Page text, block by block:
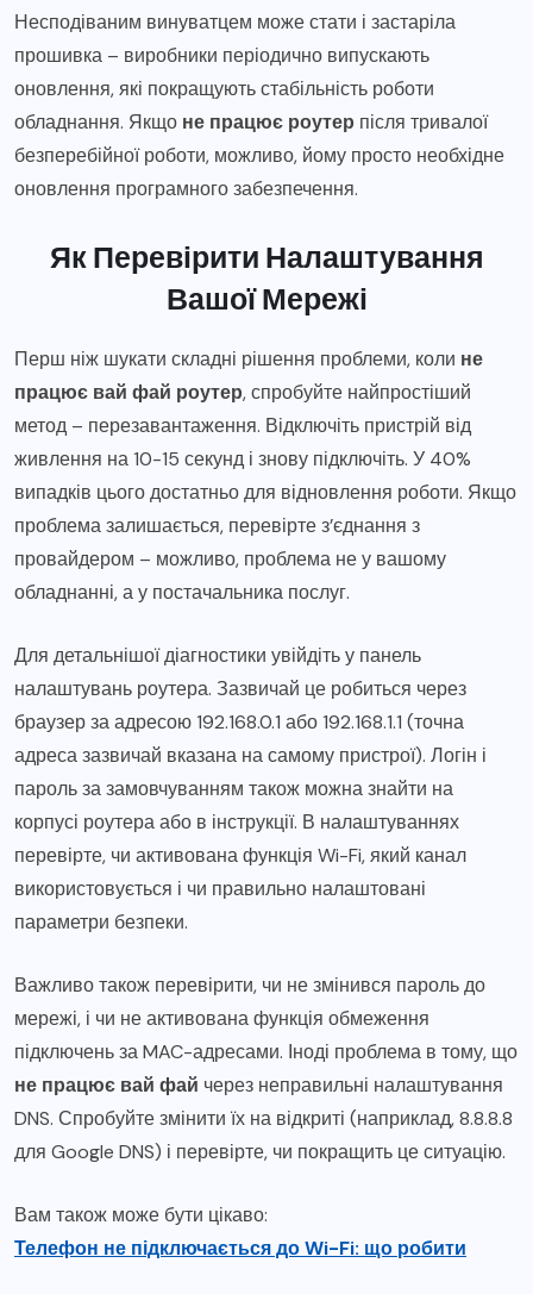
Несподіваним винуватцем може стати і застаріла
прошивка – виробники періодично випускають
оновлення, які покращують стабільність роботи
обладнання. Якщо не працює роутер після тривалої
безперебійної роботи, можливо, йому просто необхідне
оновлення програмного забезпечення.
Як Перевірити Налаштування
Вашої Мережі
Перш ніж шукати складні рішення проблеми, коли не
працює вай фай роутер, спробуйте найпростіший
метод – перезавантаження. Відключіть пристрій від
живлення на 10-15 секунд і знову підключіть. У 40%
випадків цього достатньо для відновлення роботи. Якщо
проблема залишається, перевірте з’єднання з
провайдером – можливо, проблема не у вашому
обладнанні, а у постачальника послуг.
Для детальнішої діагностики увійдіть у панель
налаштувань роутера. Зазвичай це робиться через
браузер за адресою 192.168.0.1 або 192.168.1.1 (точна
адреса зазвичай вказана на самому пристрої). Логін і
пароль за замовчуванням також можна знайти на
корпусі роутера або в інструкції. В налаштуваннях
перевірте, чи активована функція Wi-Fi, який канал
використовується і чи правильно налаштовані
параметри безпеки.
Важливо також перевірити, чи не змінився пароль до
мережі, і чи не активована функція обмеження
підключень за MAC-адресами. Іноді проблема в тому, що
не працює вай фай через неправильні налаштування
DNS. Спробуйте змінити їх на відкриті (наприклад, 8.8.8.8
для Google DNS) і перевірте, чи покращить це ситуацію.
Вам також може бути цікаво:
Телефон не підключається до Wi-Fi: що робити